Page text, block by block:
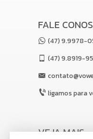
FALE
(47) 9.9978-
(47)9.8919-
ligamos para
VEJA MAIS